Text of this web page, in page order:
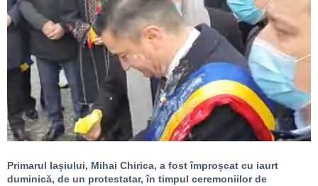
Primarul Iașiului, Mihai Chirica, a fost împroșcat cu iaurt
duminică, de un protestatar, în timpul ceremoniilor de